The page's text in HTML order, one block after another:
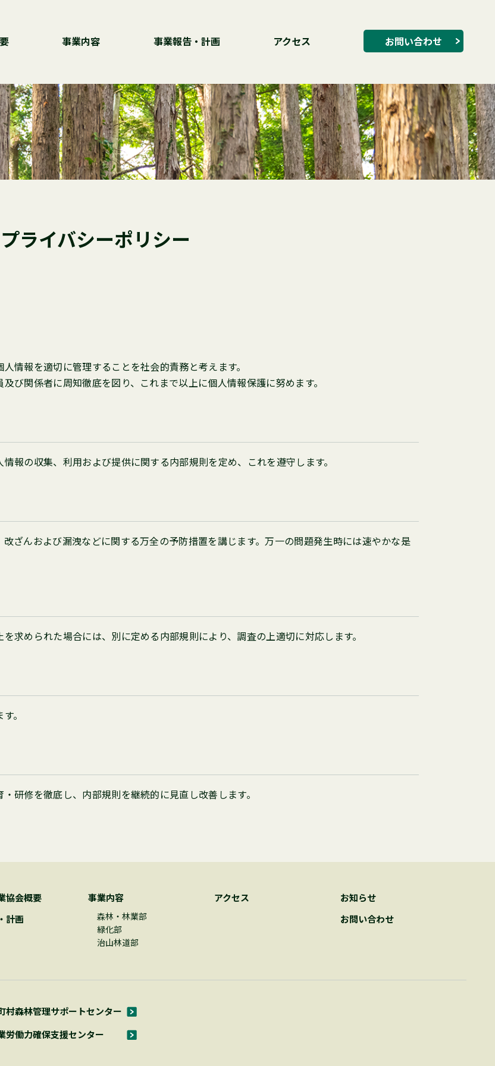
事業内容 事業報告・計画 アクセス お問い合わせ
プライバシーポリシー
情報を適切に管理することを社会的責務と考えます。
び関係者に周知徹底を図り、これまで以上に個人情報保護に努めます。
報の収集、利用および提供に関する内部規則を定め、これを遵守します。
ざんおよび漏洩などに関する万全の予防措置を講じます。万一の問題発生時には速やかな是
求められた場合には、別に定める内部規則により、調査の上適切に対応します。
。
研修を徹底し、内部規則を継続的に見直し改善します。
協会概要
計画
事業内容
森林・林業部
緑化部
治山林道部
アクセス
お知らせ
お問い合わせ
村森林管理サポートセンター
労働力確保支援センター